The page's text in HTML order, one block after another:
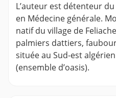
L’auteur est détenteur
en Médecine générale.
natif du village de
palmiers dattiers,
située au Sud-est
(ensemble d’oasis).